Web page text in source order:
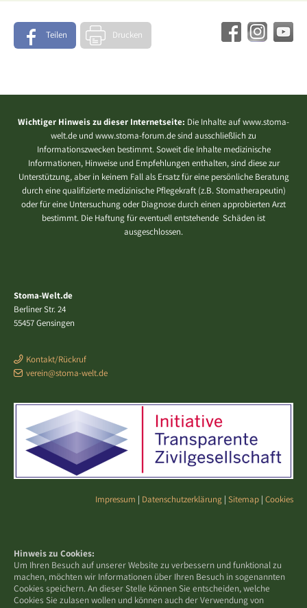
Hinweis zu Cookies:
Um Ihren Besuch auf unserer Website zu verbessern und funktional zu
machen, möchten wir Informationen über Ihren Besuch in sogenannten
Cookies speichern. An dieser Stelle können Sie entscheiden, welche
Cookies Sie zulasen wollen und können auch der Verwendung von
Teilen Drucken
Wichtiger Hinweis zu dieser Internetseite: Die Inhalte auf www.stoma-
welt.de und www.stoma-forum.de sind ausschließlich zu
Informationszwecken bestimmt. Soweit die Inhalte medizinische
Informationen, Hinweise und Empfehlungen enthalten, sind diese zur
Unterstützung, aber in keinem Fall als Ersatz für eine persönliche Beratung
durch eine qualifizierte medizinische Pflegekraft (z.B. Stomatherapeutin)
oder für eine Untersuchung oder Diagnose durch einen approbierten Arzt
bestimmt. Die Haftung für eventuell entstehende Schäden ist
ausgeschlossen.
Stoma-Welt.de
Berliner Str. 24
55457 Gensingen
Kontakt/Rückruf
verein@stoma-welt.de
Impressum | Datenschutzerklärung | Sitemap | Cookies